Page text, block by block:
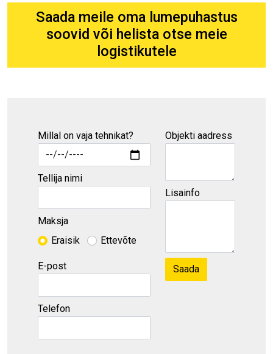
Saada meile oma lumepuhastus
soovid või helista otse meie
logistikutele
Millal on vaja tehnikat?
Tellija nimi
Maksja
Eraisik
Ettevõte
E-post
Telefon
Objekti aadress
Lisainfo